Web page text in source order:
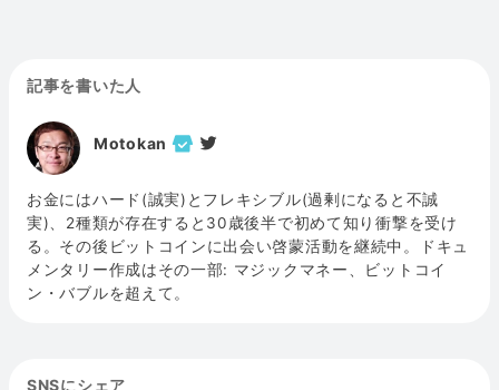
記事を書いた人
Motokan
お金にはハード(誠実)とフレキシブル(過剰になると不誠
実)、2種類が存在すると30歳後半で初めて知り衝撃を受け
る。その後ビットコインに出会い啓蒙活動を継続中。ドキュ
メンタリー作成はその一部: マジックマネー、ビットコイ
ン・バブルを超えて。
SNSにシェア